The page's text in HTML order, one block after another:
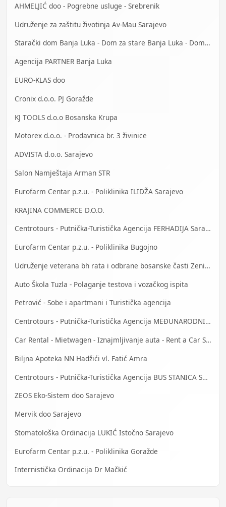
AHMELJIĆ doo - Pogrebne usluge - Srebrenik
Udruženje za zaštitu životinja Av-Mau Sarajevo
Starački dom Banja Luka - Dom za stare Banja Luka - Dom za stara lica Banjaluka
Agencija PARTNER Banja Luka
EURO-KLAS doo
Cronix d.o.o. PJ Goražde
KJ TOOLS d.o.o Bosanska Krupa
Motorex d.o.o. - Prodavnica br. 3 živinice
ADVISTA d.o.o. Sarajevo
Salon Namještaja Arman STR
Eurofarm Centar p.z.u. - Poliklinika ILIDŽA Sarajevo
KRAJINA COMMERCE D.O.O.
Centrotours - Putnička-Turistička Agencija FERHADIJA Sarajevo
Eurofarm Centar p.z.u. - Poliklinika Bugojno
Udruženje veterana bh rata i odbrane bosanske časti Zenica
Auto Škola Tuzla - Polaganje testova i vozačkog ispita
Petrović - Sobe i apartmani i Turistička agencija
Centrotours - Putnička-Turistička Agencija MEĐUNARODNI AERODROM Sarajevo
Car Rental - Mietwagen - Iznajmljivanje auta - Rent a Car Sarajevo
Biljna Apoteka NN Hadžići vl. Fatić Amra
Centrotours - Putnička-Turistička Agencija BUS STANICA Sarajevo
ZEOS Eko-Sistem doo Sarajevo
Mervik doo Sarajevo
Stomatološka Ordinacija LUKIĆ Istočno Sarajevo
Eurofarm Centar p.z.u. - Poliklinika Goražde
Internistička Ordinacija Dr Mačkić